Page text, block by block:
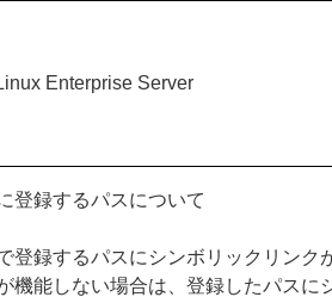
Enterprise Server
登録するパスについて
登録するパスにシンボリックリンク
機能しない場合は、登録したパス